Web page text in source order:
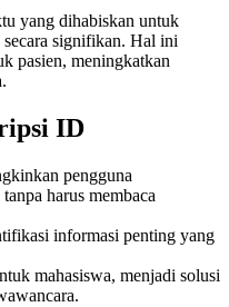
yang dihabiskan untuk
signifikan. Hal ini
pasien, meningkatkan
ID
pengguna
harus membaca
informasi penting yang
mahasiswa, menjadi solusi